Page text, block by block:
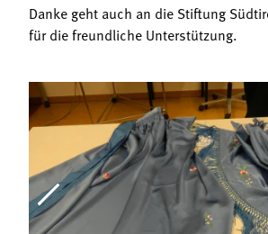
Danke geht auch an die Stiftung
für die freundliche Unterstützung.